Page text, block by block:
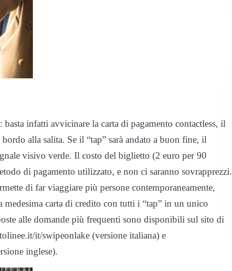
infatti avvicinare la carta di pagamento contactless, il
alla salita. Se il “tap” sarà andato a buon fine, il
visivo verde. Il costo del biglietto (2 euro per 90
di pagamento utilizzato, e non ci saranno sovrapprezzi.
di far viaggiare più persone contemporaneamente,
carta di credito con tutti i “tap” in un unico
alle domande più frequenti sono disponibili sul sito di
it/swipeonlake (versione italiana) e
inglese).